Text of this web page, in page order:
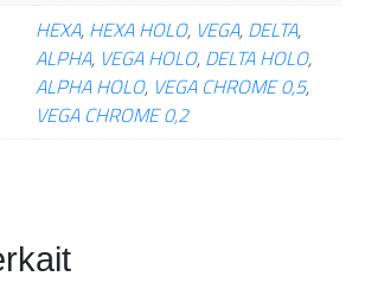
HEXA,HEXA HOLO, VEGA,DELTA,
ALPHA, VEGA HOLO,DELTA HOLO,
ALPHA HOLO, VEGA CHROME 0,5,
VEGA CHROME 0,2